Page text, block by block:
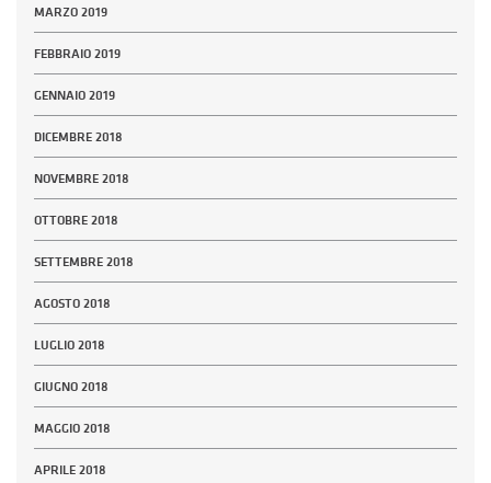
MARZO 2019
FEBBRAIO 2019
GENNAIO 2019
DICEMBRE 2018
NOVEMBRE 2018
OTTOBRE 2018
SETTEMBRE 2018
AGOSTO 2018
LUGLIO 2018
GIUGNO 2018
MAGGIO 2018
APRILE 2018